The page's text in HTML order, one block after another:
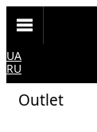
UA
RU
Outlet